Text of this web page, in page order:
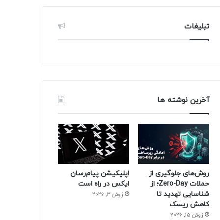
تبلیغات
آخرین نوشته ها
روش‌های جلوگیری از
حملات Zero-Day؛ از
شناسایی تهدید تا
کاهش ریسک
ژوئن 15, 2026
اپلیکیشن پیام‌رسان
ایکس در راه است
ژوئن 3, 2026